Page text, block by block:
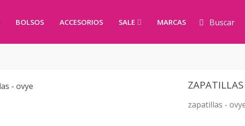
BOLSOS ACCESORIOS SALE MARCAS Buscar
zapatillas -